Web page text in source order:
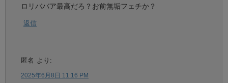
ロリババア最高だろ？お前無垢フェチか？
返信
匿名 より:
2025年6月8日 11:16 PM